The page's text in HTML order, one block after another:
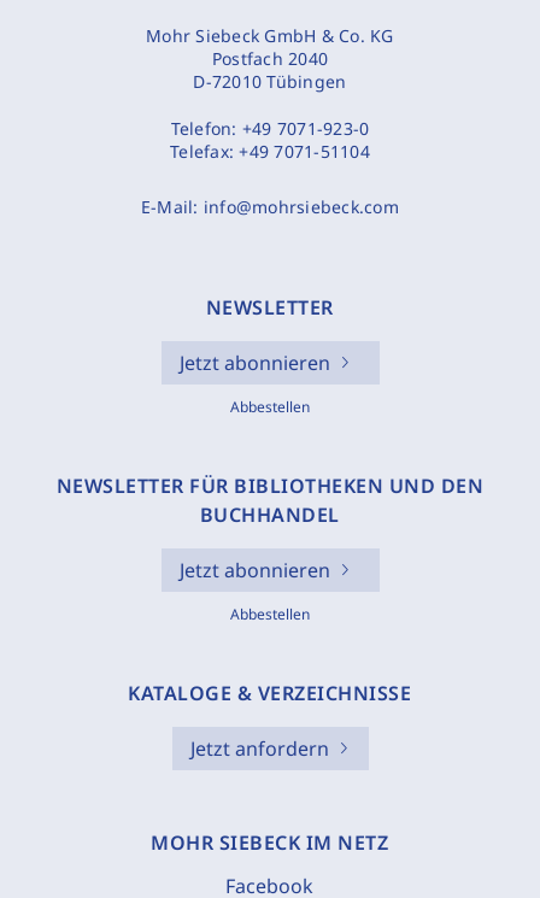
Mohr Siebeck GmbH & Co. KG
Postfach 2040
D-72010 Tübingen
Telefon: +49 7071-923-0
Telefax:+49 7071-51104
E-Mail: info@mohrsiebeck.com
NEWSLETTER
Jetzt abonnieren
Abbestellen
NEWSLETTER FÜR BIBLIOTHEKEN UND DEN
BUCHHANDEL
Jetzt abonnieren
Abbestellen
KATALOGE & VERZEICHNISSE
Jetzt anfordern
MOHR SIEBECK IM NETZ
Facebook